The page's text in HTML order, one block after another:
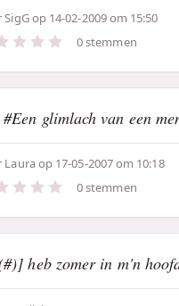
SigGop 14-02-2009 om 15:50
0 stemmen
glimlach van een
Lauraop 17-05-2007 om 10:18
0 stemmen
heb zomer in m'n